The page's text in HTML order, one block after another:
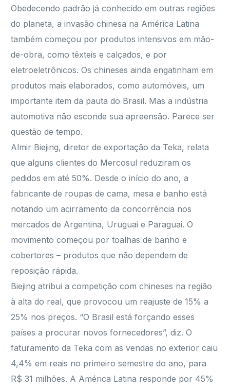
Obedecendo padrão já conhecido em outras regiões
do planeta, a invasão chinesa na América Latina
também começou por produtos intensivos em mão-
de-obra, como têxteis e calçados, e por
eletroeletrônicos. Os chineses ainda engatinham em
produtos mais elaborados, como automóveis, um
importante item da pauta do Brasil. Mas a indústria
automotiva não esconde sua apreensão. Parece ser
questão de tempo.
Almir Biejing, diretor de exportação da Teka, relata
que alguns clientes do Mercosul reduziram os
pedidos em até 50%. Desde o início do ano, a
fabricante de roupas de cama, mesa e banho está
notando um acirramento da concorrência nos
mercados de Argentina, Uruguai e Paraguai. O
movimento começou por toalhas de banho e
cobertores – produtos que não dependem de
reposição rápida.
Biejing atribui a competição com chineses na região
à alta do real, que provocou um reajuste de 15% a
25% nos preços. “O Brasil está forçando esses
países a procurar novos fornecedores”, diz. O
faturamento da Teka com as vendas no exterior caiu
4,4% em reais no primeiro semestre do ano, para
R$ 31 milhões. A América Latina responde por 45%